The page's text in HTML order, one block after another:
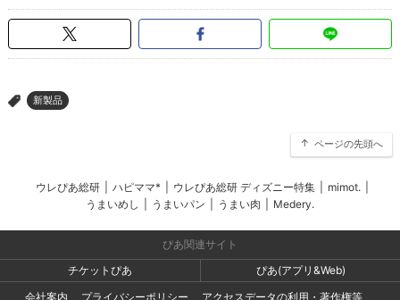
> 新製品
ページの先頭へ
ウレぴあ総研 ハピママ* ウレぴあ総研 ディズニー特集 mimot.
うまいめし
うまいパン うまい肉 Medery.
ぴあ関連サイト
チケットぴあ
ぴあ(アプリ&Web)
会社案内
プライバシーポリシー アクセスデータの利用・著作権等